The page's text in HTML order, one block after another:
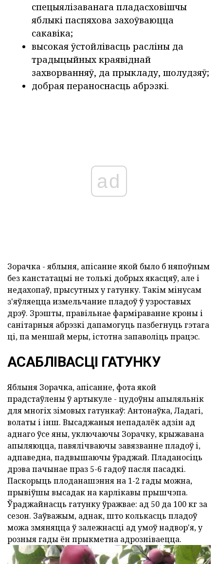
спецыялізаванага пладасховішчы
яблыкі паспяхова захоўваюцца
сакавіка;
высокая ўстойлівасць расліны да
традыцыйных краявіднай
захворванняў, да прыкладу, шолудзяў;
добрая пераноснасць абрэзкі.
ad
Зорачка - яблыня, апісанне якой было б няпоўным
без канстатацыі не толькі добрых якасцяў, але і
недахопаў, прысутных у гатунку. Такім мінусам
з'яўляецца измельчание пладоў ў узроставых
дрэў. Зрэшты, правільнае фарміраванне кроны і
санітарныя абрэзкі дапамогуць пазбегнуць гэтага
ці, па меншай меры, істотна запаволіць працэс.
АСАБЛІВАСЦІ ГАТУНКУ
Яблыня Зорачка, апісанне, фота якой
прадстаўлены ў артыкуле - цудоўны апыляльнік
для многіх зімовых гатункаў: Антонаўка, Ладагі,
волаты і інш. Высаджаныя непадалёк адзін ад
аднаго ўсе яны, уключаючы Зорачку, крыжавана
апыляюцца, павялічваючы завязванне пладоў і,
адпаведна, падвышаючы ўраджай. Пладаносіць
дрэва пачынае праз 5-6 гадоў пасля пасадкі.
Паскорыць плоданашэння на 1-2 гады можна,
прывіўшы высадак на карлікавы прышчэпа.
Ўраджайнасць гатунку ўражвае: ад 50 да 100 кг за
сезон. Заўважым, аднак, што колькасць пладоў
можа змяняцца ў залежнасці ад умоў надвор'я, у
розныя гады ён прыкметна адрозніваецца.